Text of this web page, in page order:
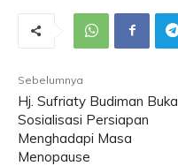
Sebelumnya
Hj. Sufriaty Budiman Buka
Sosialisasi Persiapan
Menghadapi Masa
Menopause